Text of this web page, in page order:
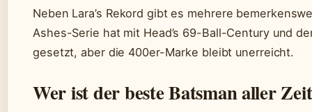
Neben Lara’s Rekord gibt es mehrere
Ashes-Serie hat mit Head’s 69-Ball-Century und
gesetzt, aber die 400er-Marke bleibt unerreicht.
Wer ist der beste Batsman aller